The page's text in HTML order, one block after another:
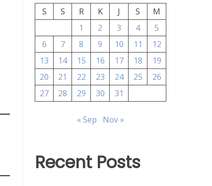
S
S R K J S
M
1
2 3 4
5
6
7 8 9 10 11
12
13
14 15 16 17 18
19
20
21 22 23 24 25
26
27
28 29 30 31
« Sep Nov »
Recent Posts